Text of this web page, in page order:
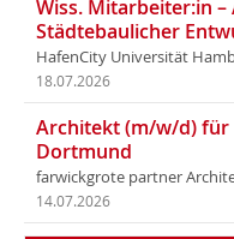
Wiss. Mitarbeiter:in
Städtebaulicher
HafenCity Universität
18.07.2026
Architekt (m/w/d) für
Dortmund
farwickgrote partner
14.07.2026